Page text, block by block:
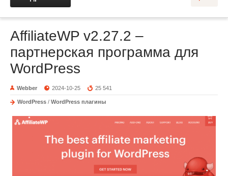
AffiliateWP v2.27.2 –
партнерская программа для
WordPress
Webber 2024-10-25 25 541
WordPress / WordPress плагины